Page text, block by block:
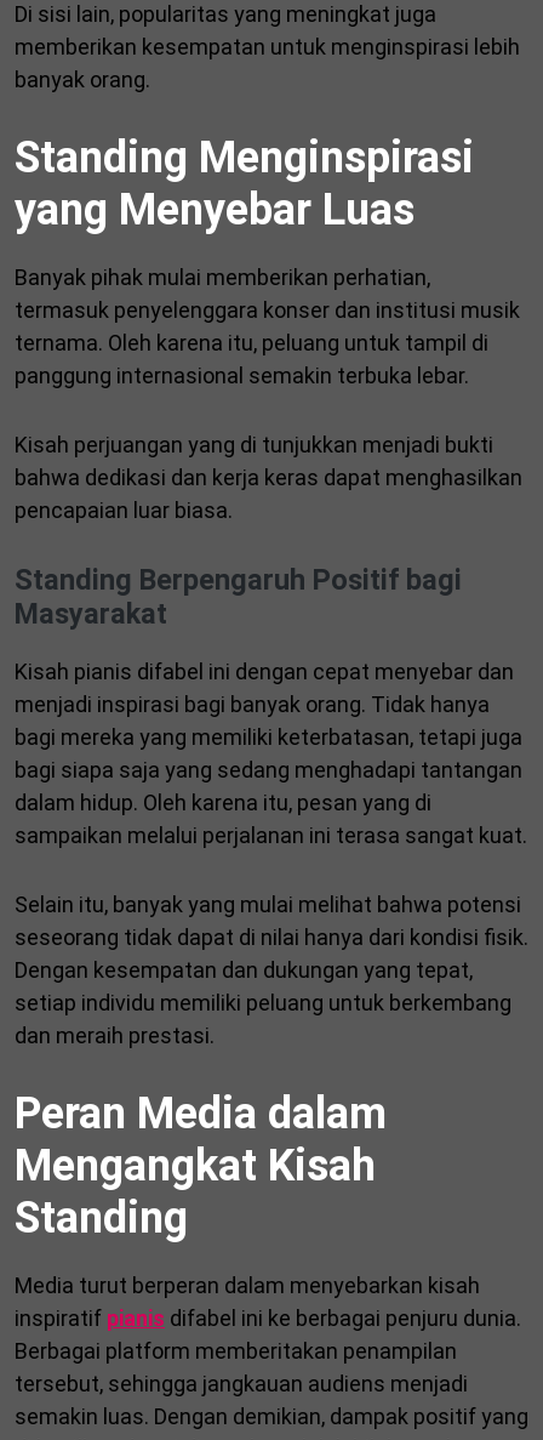
Di sisi lain, popularitas yang meningkat juga
memberikan kesempatan untuk menginspirasi lebih
banyak orang.
Standing Menginspirasi
yang Menyebar Luas
Banyak pihak mulai memberikan perhatian,
termasuk penyelenggara konser dan institusi musik
ternama. Oleh karena itu, peluang untuk tampil di
panggung internasional semakin terbuka lebar.
Kisah perjuangan yang di tunjukkan menjadi bukti
bahwa dedikasi dan kerja keras dapat menghasilkan
pencapaian luar biasa.
Standing Berpengaruh Positif bagi
Masyarakat
Kisah pianis difabel ini dengan cepat menyebar dan
menjadi inspirasi bagi banyak orang. Tidak hanya
bagi mereka yang memiliki keterbatasan, tetapi juga
bagi siapa saja yang sedang menghadapi tantangan
dalam hidup. Oleh karena itu, pesan yang di
sampaikan melalui perjalanan ini terasa sangat kuat.
Selain itu, banyak yang mulai melihat bahwa potensi
seseorang tidak dapat di nilai hanya dari kondisi fisik.
Dengan kesempatan dan dukungan yang tepat,
setiap individu memiliki peluang untuk berkembang
dan meraih prestasi.
Peran Media dalam
Mengangkat Kisah
Standing
Media turut berperan dalam menyebarkan kisah
inspiratif pianis difabel ini ke berbagai penjuru dunia.
Berbagai platform memberitakan penampilan
tersebut, sehingga jangkauan audiens menjadi
semakin luas. Dengan demikian, dampak positif yang